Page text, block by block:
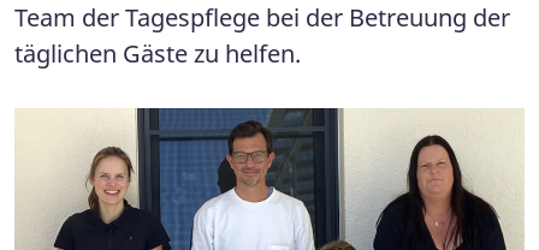
Team der Tagespflege bei der Betreuung der
täglichen Gäste zu helfen.